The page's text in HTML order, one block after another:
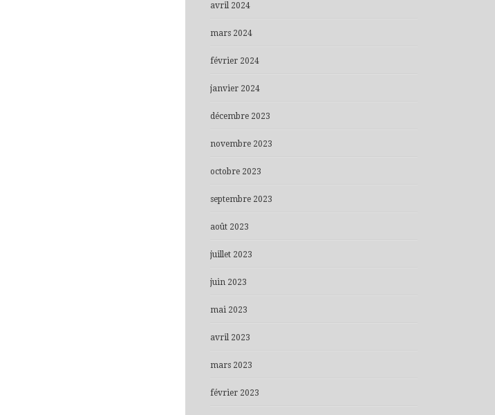
avril 2024
mars 2024
février 2024
janvier 2024
décembre 2023
novembre 2023
octobre 2023
septembre 2023
août 2023
juillet 2023
juin 2023
mai 2023
avril 2023
mars 2023
février 2023